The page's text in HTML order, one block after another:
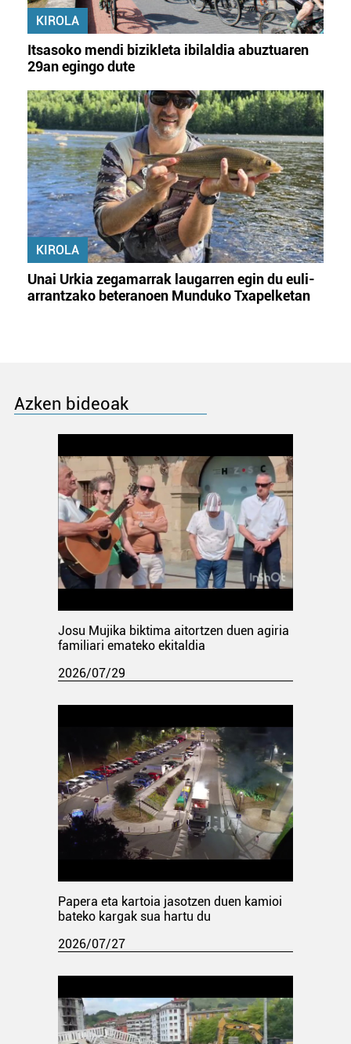
KIROLA
Itsasoko mendi bizikleta ibilaldia abuztuaren
29an egingo dute
KIROLA
Unai Urkia zegamarrak laugarren egin du euli-
arrantzako beteranoen Munduko Txapelketan
Azken bideoak
Josu Mujika biktima aitortzen duen agiria
familiari emateko ekitaldia
2026/07/29
Papera eta kartoia jasotzen duen kamioi
bateko kargak sua hartu du
2026/07/27